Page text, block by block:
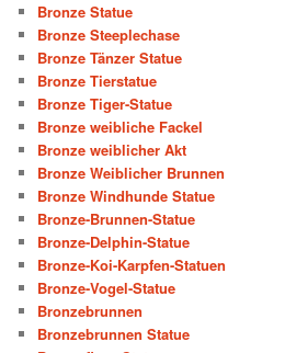
Bronze Statue
Bronze Steeplechase
Bronze Tänzer Statue
Bronze Tierstatue
Bronze Tiger-Statue
Bronze weibliche Fackel
Bronze weiblicher Akt
Bronze Weiblicher Brunnen
Bronze Windhunde Statue
Bronze-Brunnen-Statue
Bronze-Delphin-Statue
Bronze-Koi-Karpfen-Statuen
Bronze-Vogel-Statue
Bronzebrunnen
Bronzebrunnen Statue